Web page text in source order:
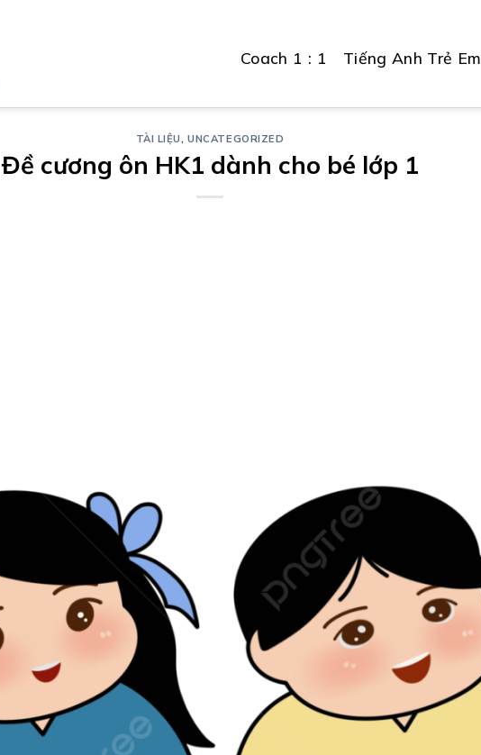
Coach 1 : 1 Tiếng Anh Trẻ Em
TÀI LIỆU,UNCATEGORIZED
Đề cương ôn HK1 dành cho bé lớp 1